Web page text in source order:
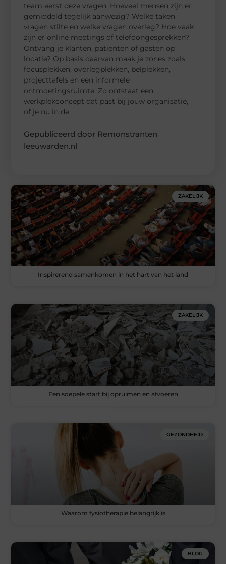
team eerst deze vragen: Hoeveel mensen zijn er
gemiddeld tegelijk aanwezig? Welke taken
vragen stilte en welke vragen overleg? Hoe vaak
zijn er online meetings of telefoongesprekken?
Ontvang je klanten, patiënten of gasten op
locatie? Op basis daarvan maak je zones zoals
focusplekken, overlegplekken, belplekken,
projecttafels en een informele
ontmoetingsruimte. Zo ontstaat een
werkplekconcept dat past bij jouw organisatie,
of je nu in de
Gepubliceerd door Remonstranten
leeuwarden.nl
ZAKELIJK
Inspirerend samenkomen in het hart van het land
ZAKELIJK
Een soepele start bij opruimen en afvoeren
GEZONDHEID
Waarom fysiotherapie belangrijk is
BLOG